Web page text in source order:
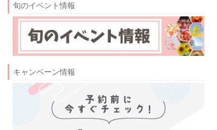
旬のイベント情報
キャンペーン情報